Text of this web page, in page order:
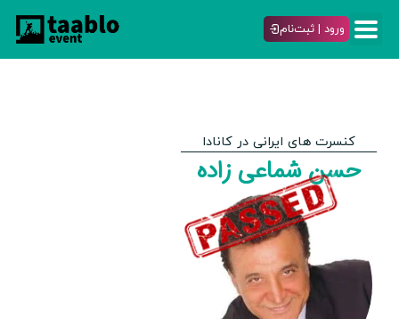
ورود | ثبت‌نام
کنسرت های ایرانی در کانادا
حسن شماعی زاده